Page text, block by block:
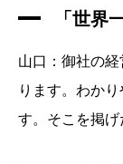
「世界
山口：御社の
ります。わか
す。そこを掲げ